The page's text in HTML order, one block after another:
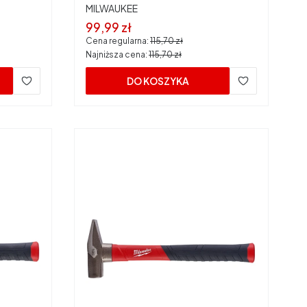
PRODUCENT
MILWAUKEE
Cena promocyjna
99,99 zł
Cena regularna: 115,70 zł
Najniższa cena: 115,70 zł
DO KOSZYKA